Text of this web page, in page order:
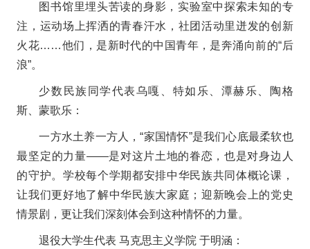
图书馆里埋头苦读的身影，实验室中探索未知的专
注，运动场上挥洒的青春汗水，社团活动里迸发的创新
火花……他们，是新时代的中国青年，是奔涌向前的“后
浪”。
少数民族同学代表乌嘎、特如乐、潭赫乐、陶格
斯、蒙歌乐 ：
一方水土养一方人，“家国情怀”是我们心底最柔软也
最坚定的力量——是对这片土地的眷恋，也是对身边人
的守护。学校每个学期都安排中华民族共同体概论课，
让我们更好地了解中华民族大家庭；迎新晚会上的党史
情景剧，更让我们深刻体会到这种情怀的力量。
退役大学生代表 马克思主义学院 于明涵：